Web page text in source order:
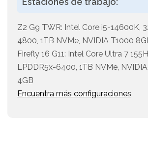
Z2 G9 TWR: Intel Core i5-14600K,
4800, 1TB NVMe, NVIDIA T1000
Firefly 16 G11: Intel Core Ultra 7
LPDDR5x-6400, 1TB NVMe,
4GB
Encuentra más configuraciones